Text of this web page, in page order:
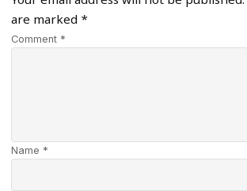
are marked *
Comment *
Name *